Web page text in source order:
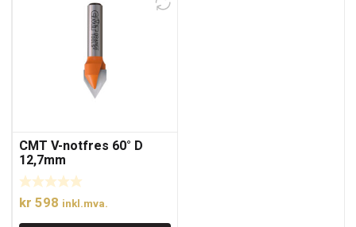
CMT V-notfres 60° D
12,7mm
kr 598 inkl.mva.